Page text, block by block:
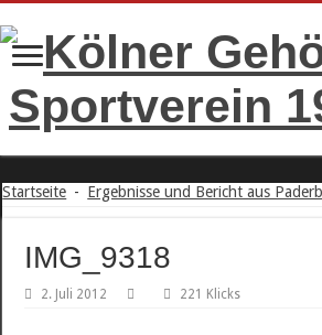
Startseite - Ergebnisse und Bericht aus
IMG_9318
2. Juli 2012 221 Klicks